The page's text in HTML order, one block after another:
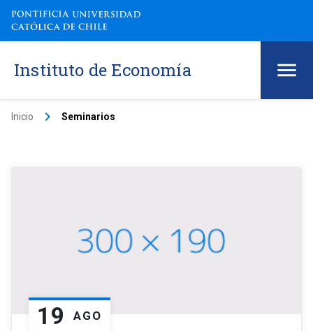
Instituto de Economía
Inicio keyboard_arrow_right Seminarios
19 AGO